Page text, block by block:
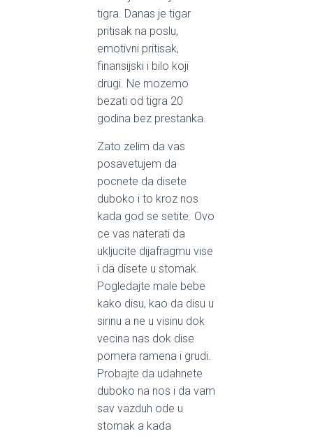
tigra. Danas je tigar
pritisak na poslu,
emotivni pritisak,
finansijski i bilo koji
drugi. Ne mozemo
bezati od tigra 20
godina bez prestanka.
Zato zelim da vas
posavetujem da
pocnete da disete
duboko i to kroz nos
kada god se setite. Ovo
ce vas naterati da
ukljucite dijafragmu vise
i da disete u stomak.
Pogledajte male bebe
kako disu, kao da disu u
sirinu a ne u visinu dok
vecina nas dok dise
pomera ramena i grudi.
Probajte da udahnete
duboko na nos i da vam
sav vazduh ode u
stomak a kada